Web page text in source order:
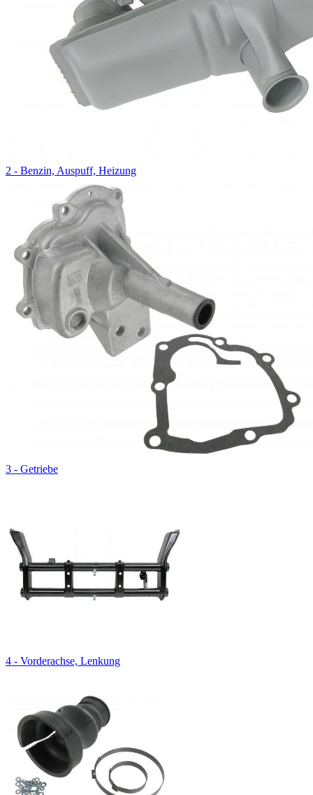
2 - Benzin, Auspuff, Heizung
3 - Getriebe
4 - Vorderachse, Lenkung